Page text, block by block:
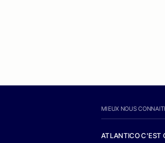
MIEUX NOUS
ATLANTICO C'EST